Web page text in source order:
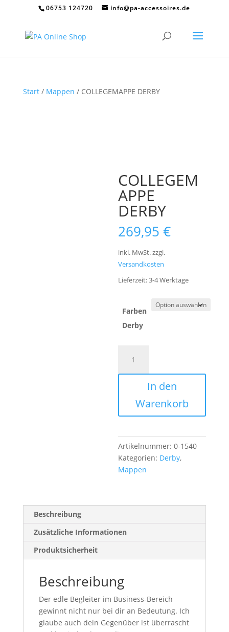
06753 124720 info@pa-accessoires.de
Start/ Mappen / COLLEGEMAPPE DERBY
COLLEGEM
APPE
DERBY
269,95€
inkl. MwSt.zzgl.
Versandkosten
Lieferzeit:3-4 Werktage
Farben
Derby
DERBY
Menge
In den
Warenkorb
t
e
n
i
v
Artikelnummer:0-1540
Kategorien: Derby,
Mappen
Beschreibung
Zusätzliche Informationen
Produktsicherheit
Beschreibung
Der edle Begleiter im Business-Bereich
gewinnt nicht nur bei dir an Bedeutung. Ich
glaube auch dein Gegenüber ist überrascht